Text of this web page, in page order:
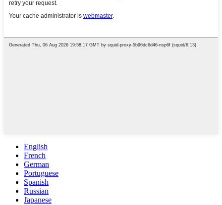
English
French
German
Portuguese
Spanish
Russian
Japanese